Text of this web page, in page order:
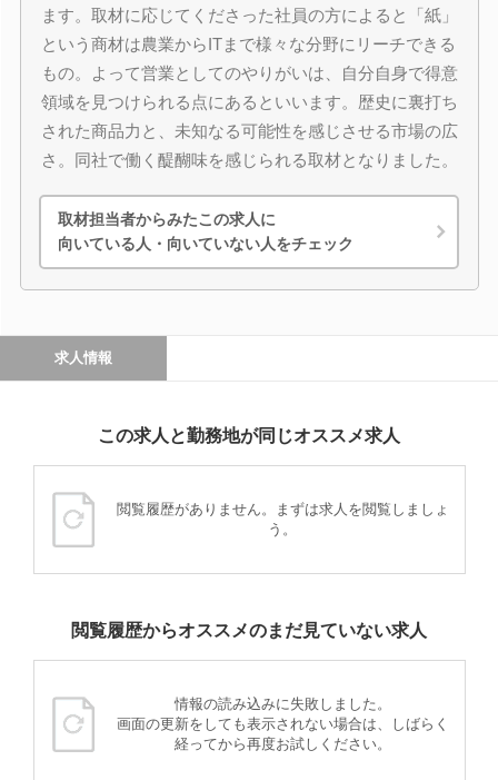
ます。取材に応じてくださった社員の方によると「紙」
という商材は農業からITまで様々な分野にリーチできる
もの。よって営業としてのやりがいは、自分自身で得意
領域を見つけられる点にあるといいます。歴史に裏打ち
された商品力と、未知なる可能性を感じさせる市場の広
さ。同社で働く醍醐味を感じられる取材となりました。
取材担当者からみたこの求人に
向いている人・向いていない人をチェック
求人情報
この求人と勤務地が同じオススメ求人
閲覧履歴がありません。まずは求人を閲覧しましょ
う。
閲覧履歴からオススメのまだ見ていない求人
情報の読み込みに失敗しました。
画面の更新をしても表示されない場合は、しばらく
経ってから再度お試しください。